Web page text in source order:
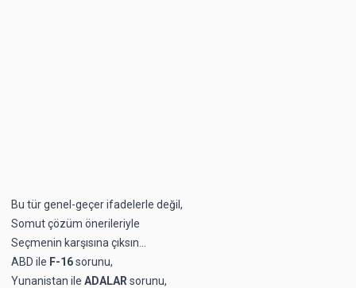
Bu tür genel-geçer ifadelerle değil,
Somut çözüm önerileriyle
Seçmenin karşısına çıksın…
ABD ile F-16sorunu,
Yunanistan ile ADALAR sorunu,